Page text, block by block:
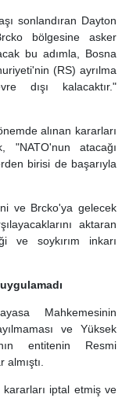
sonlandıran Dayton
bölgesine asker
bu adımla, Bosna
(RS) ayrılma
dışı kalacaktır."
alınan kararları
"NATO'nun atacağı
birisi de başarıyla
ve Brcko'ya gelecek
aktaran
ve soykırım inkarı
Mahkemesinin
ve Yüksek
entitenin Resmi
kararları iptal etmiş ve